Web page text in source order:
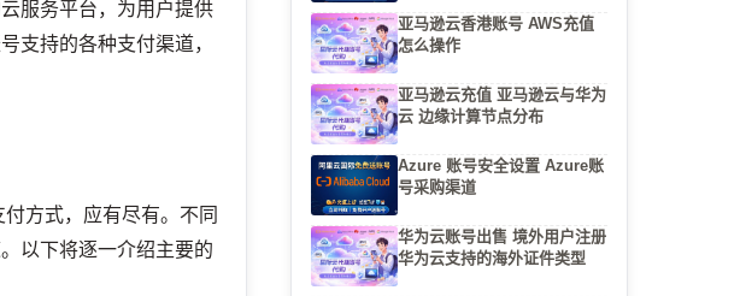
服务平台，为用户提供
支持的各种支付渠道，
方式，应有尽有。不同
以下将逐一介绍主要的
亚马逊云香港账号 AWS充值
怎么操作
亚马逊云充值 亚马逊云与华为
云 边缘计算节点分布
Azure 账号安全设置 Azure账
号采购渠道
华为云账号出售 境外用户注册
华为云支持的海外证件类型